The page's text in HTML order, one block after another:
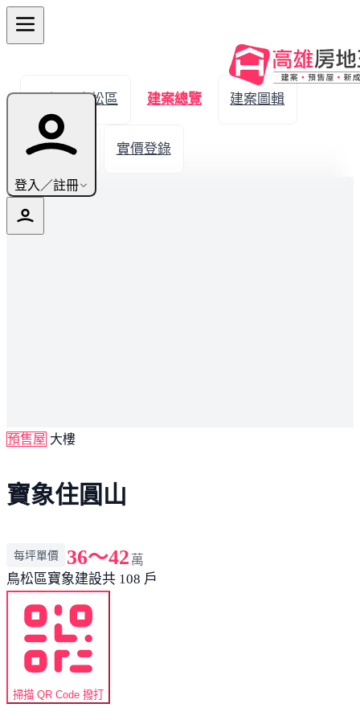
登入／註冊
← 返回鳥松區 建案總覽 建案圖輯
生活機能 實價登錄
預售屋 大樓
寶象住圓山
每坪單價 36～42 萬
鳥松區寶象建設共 108 戶
掃描 QR Code 撥打